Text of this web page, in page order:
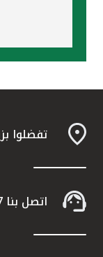
تفضلوا
اتصل بنا 24/7 "الخدمة الهاتفية" 1803333